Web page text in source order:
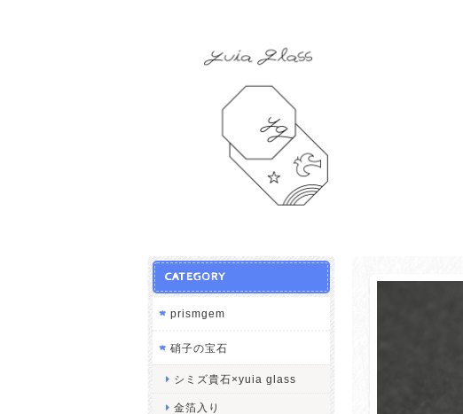
CATEGORY
prismgem
硝子の宝石
シミズ貴石×yuia glass
金箔入り